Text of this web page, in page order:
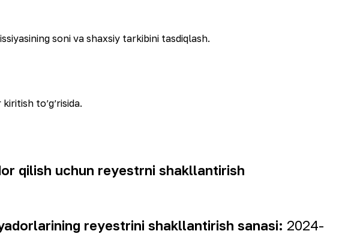
soni va shaxsiy tarkibini tasdiqlash.
toʼgʼrisida.
qilish uchun reyestrni shakllantirish
reyestrini shakllantirish sanasi: 2024-